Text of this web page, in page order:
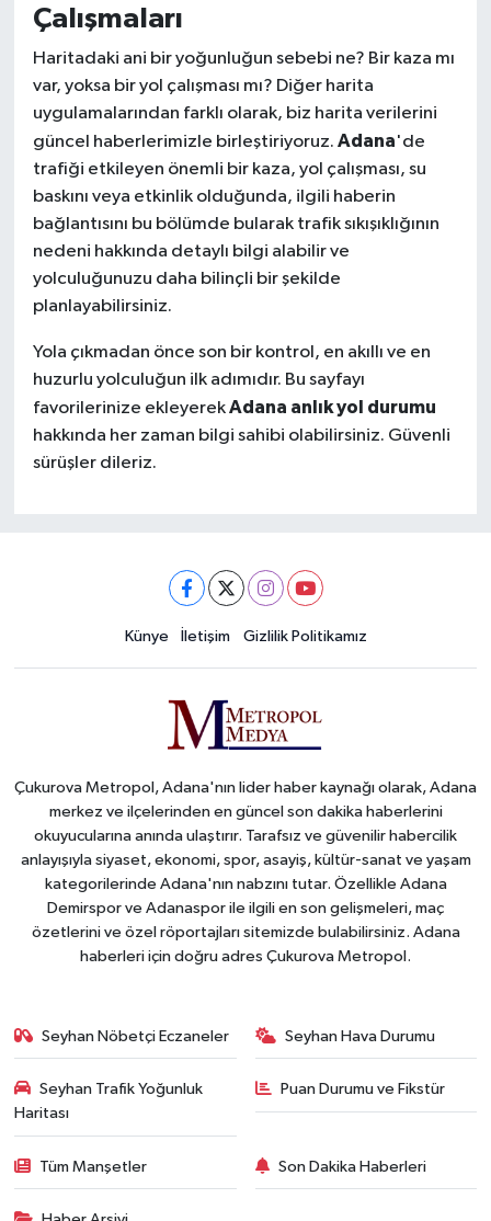
Çalışmaları
Haritadaki ani bir yoğunluğun sebebi ne? Bir kaza mı
var, yoksa bir yol çalışması mı? Diğer harita
uygulamalarından farklı olarak, biz harita verilerini
güncel haberlerimizle birleştiriyoruz. Adana'de
trafiği etkileyen önemli bir kaza, yol çalışması, su
baskını veya etkinlik olduğunda, ilgili haberin
bağlantısını bu bölümde bularak trafik sıkışıklığının
nedeni hakkında detaylı bilgi alabilir ve
yolculuğunuzu daha bilinçli bir şekilde
planlayabilirsiniz.
Yola çıkmadan önce son bir kontrol, en akıllı ve en
huzurlu yolculuğun ilk adımıdır. Bu sayfayı
favorilerinize ekleyerekAdana anlık yol durumu
hakkında her zaman bilgi sahibi olabilirsiniz. Güvenli
sürüşler dileriz.
Künye İletişim Gizlilik Politikamız
Çukurova Metropol, Adana'nın lider haber kaynağı olarak, Adana
merkez ve ilçelerinden en güncel son dakika haberlerini
okuyucularına anında ulaştırır. Tarafsız ve güvenilir habercilik
anlayışıyla siyaset, ekonomi, spor, asayiş, kültür-sanat ve yaşam
kategorilerinde Adana'nın nabzını tutar. Özellikle Adana
Demirspor ve Adanaspor ile ilgili en son gelişmeleri, maç
özetlerini ve özel röportajları sitemizde bulabilirsiniz. Adana
haberleri için doğru adres Çukurova Metropol.
Seyhan Nöbetçi Eczaneler Seyhan Hava Durumu
Seyhan Trafik Yoğunluk
Haritası
Puan Durumu ve Fikstür
Tüm Manşetler Son Dakika Haberleri